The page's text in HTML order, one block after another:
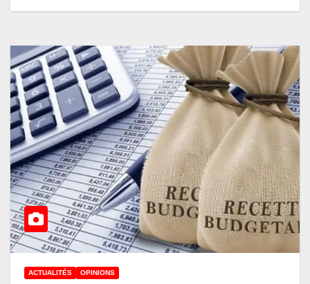
ACTUALITÉS OPINIONS